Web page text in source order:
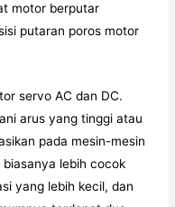
motor berputar
putaran poros motor
servo AC dan DC.
arus yang tinggi atau
pada mesin-mesin
lebih cocok
yang lebih kecil, dan